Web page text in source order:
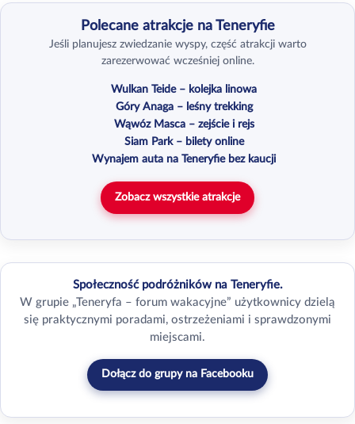
Polecane atrakcje na Teneryfie
Jeśli planujesz zwiedzanie wyspy, część atrakcji warto
zarezerwować wcześniej online.
Wulkan Teide – kolejka linowa
Góry Anaga – leśny trekking
Wąwóz Masca – zejście i rejs
Siam Park – bilety online
Wynajem auta na Teneryfie bez kaucji
Zobacz wszystkie atrakcje
Społeczność podróżników na Teneryfie.
W grupie „Teneryfa – forum wakacyjne” użytkownicy dzielą
się praktycznymi poradami, ostrzeżeniami i sprawdzonymi
miejscami.
Dołącz do grupy na Facebooku